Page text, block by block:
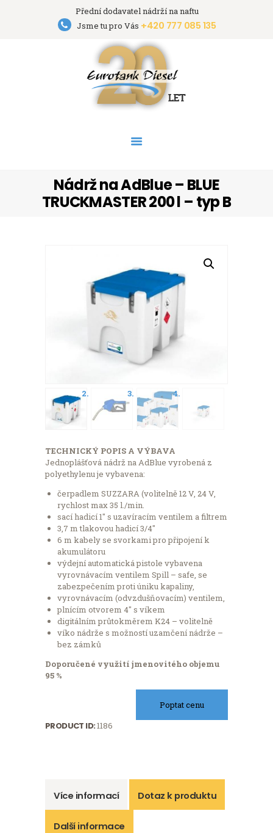
Přední dodavatel nádrží na naftu
Jsme tu pro Vás +420 777 085 135
Nádrž na AdBlue – BLUE
TRUCKMASTER 200 l – typ B
Eurotank Diesel s.r.o.
Přední dodavatel nádrží na naftu
HOME
NÁDRŽE
PRONÁJEM NÁDRŽÍ
KONTAKT
TECHNICKÝ POPIS A VÝBAVA
Jednoplášťová nádrž na AdBlue vyrobená z
polyethylenu je vybavena:
čerpadlem SUZZARA (volitelně 12 V, 24 V,
rychlost max 35 l./min.
sací hadicí 1″ s uzavíracím ventilem a filtrem
3,7 m tlakovou hadicí 3/4″
6 m kabely se svorkami pro připojení k
akumulátoru
výdejní automatická pistole vybavena
vyrovnávacím ventilem Spill – safe, se
zabezpečením proti úniku kapaliny,
vyrovnávacím (odvzdušňovacím) ventilem,
plnícím otvorem 4″ s víkem
digitálním průtokměrem K24 – volitelně
víko nádrže s možností uzamčení nádrže –
bez zámků
Doporučené využití jmenovitého objemu
95 %
Poptat cenu
PRODUCT ID:1186
Více informací Dotaz k produktu
Další informace